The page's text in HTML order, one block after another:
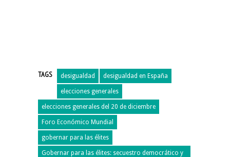
TAGS desigualdad desigualdad en España
elecciones generales
elecciones generales del 20 de diciembre
Foro Económico Mundial
gobernar para las élites
Gobernar para las élites: secuestro democrático y